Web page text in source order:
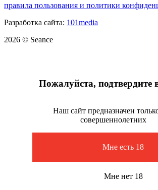
правила пользования и политики
Разработка сайта: 101media
2026 © Seance
Пожалуйста, подтвердите
Наш сайт предназначен
совершеннолетних
Мне есть 18
Мне нет 18